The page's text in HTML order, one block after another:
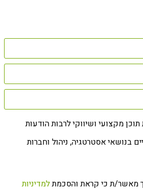
מקצועי ושיווקי לרבות הודעות
בנושאי אסטרטגיה, ניהול וחברות
מאשר/ת כי קראת והסכמתלמדיניות